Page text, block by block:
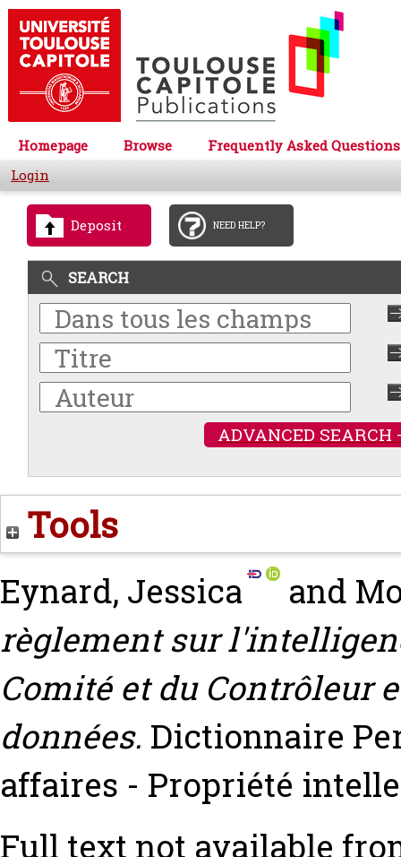
Homepage Browse
Frequently Asked Questions
Login
Deposit NEED HELP?
SEARCH
ADVANCED SEARCH
Tools
Eynard, Jessica and
règlement sur
Comité et du Contrôleur
données. Dictionnaire
affaires - Propriété
Full text not available